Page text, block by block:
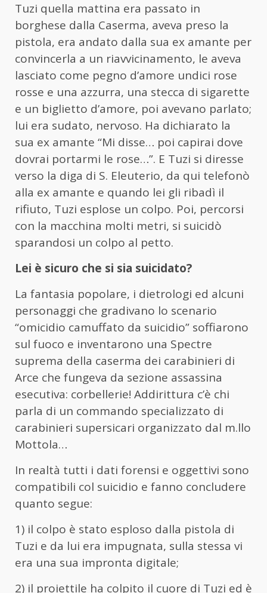
Tuzi quella mattina era passato in
borghese dalla Caserma, aveva preso la
pistola, era andato dalla sua ex amante per
convincerla a un riavvicinamento, le aveva
lasciato come pegno d’amore undici rose
rosse e una azzurra, una stecca di sigarette
e un biglietto d’amore, poi avevano parlato;
lui era sudato, nervoso. Ha dichiarato la
sua ex amante “Mi disse… poi capirai dove
dovrai portarmi le rose…”. E Tuzi si diresse
verso la diga di S. Eleuterio, da qui telefonò
alla ex amante e quando lei gli ribadì il
rifiuto, Tuzi esplose un colpo. Poi, percorsi
con la macchina molti metri, si suicidò
sparandosi un colpo al petto.
Lei è sicuro che si sia suicidato?
La fantasia popolare, i dietrologi ed alcuni
personaggi che gradivano lo scenario
“omicidio camuffato da suicidio” soffiarono
sul fuoco e inventarono una Spectre
suprema della caserma dei carabinieri di
Arce che fungeva da sezione assassina
esecutiva: corbellerie! Addirittura c’è chi
parla di un commando specializzato di
carabinieri supersicari organizzato dal m.llo
Mottola…
In realtà tutti i dati forensi e oggettivi sono
compatibili col suicidio e fanno concludere
quanto segue:
1) il colpo è stato esploso dalla pistola di
Tuzi e da lui era impugnata, sulla stessa vi
era una sua impronta digitale;
2) il proiettile ha colpito il cuore di Tuzi ed è